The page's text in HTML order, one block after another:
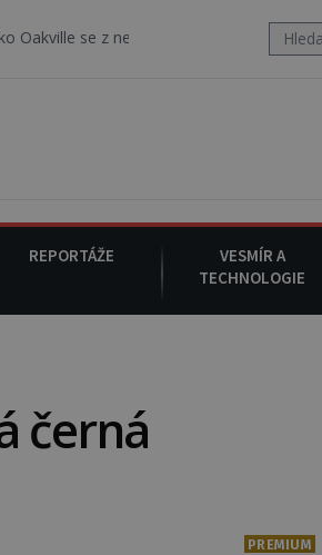
nebe snáší podivná rosolovitá látka
REPORTÁŽE
VESMÍR A
TECHNOLOGIE
černá
PREMIUM